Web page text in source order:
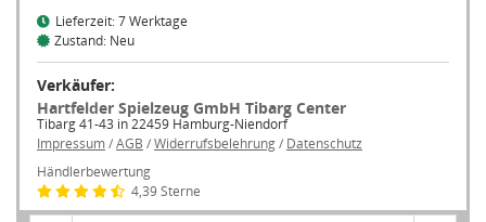
Lieferzeit: 7 Werktage
Zustand: Neu
Verkäufer:
Hartfelder Spielzeug GmbH Tibarg Center
Tibarg 41-43 in 22459 Hamburg-Niendorf
Impressum/AGB /Widerrufsbelehrung/ Datenschutz
Händlerbewertung
4,39 Sterne